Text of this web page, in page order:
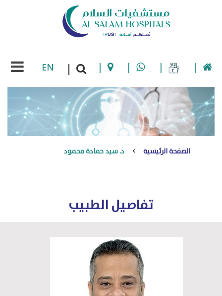
|
|
|
|
|
EN
الصفحة الرئيسية د. سيد حمادة محمود
تفاصيل الطبيب